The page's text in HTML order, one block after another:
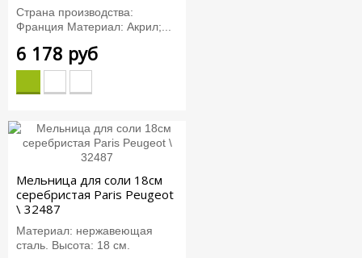
Страна производства:
Франция Материал: Акрил;...
6 178 руб
Мельница для соли 18см
серебристая Paris Peugeot
\ 32487
Материал: нержавеющая
сталь. Высота: 18 см.